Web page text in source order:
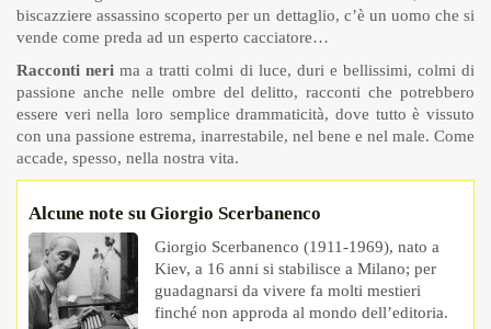
biscazziere assassino scoperto per un dettaglio, c’è un uomo che si
vende come preda ad un esperto cacciatore…
Racconti neri ma a tratti colmi di luce, duri e bellissimi, colmi di
passione anche nelle ombre del delitto, racconti che potrebbero
essere veri nella loro semplice drammaticità, dove tutto è vissuto
con una passione estrema, inarrestabile, nel bene e nel male. Come
accade, spesso, nella nostra vita.
Alcune note su Giorgio Scerbanenco
Giorgio Scerbanenco (1911-1969), nato a
Kiev, a 16 anni si stabilisce a Milano; per
guadagnarsi da vivere fa molti mestieri
finché non approda al mondo dell’editoria.